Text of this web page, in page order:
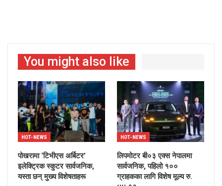
You might also like
HOT-NEWS
पोखरामा ‘टिभीएस अर्बिटर’
इलेक्ट्रिक स्कुटर सार्वजनिक,
यस्ता छन् मुख्य विशेषताहरू
HOT-NEWS
लिपमोटर बी०३ एक्स नेपालमा
सार्वजनिक, पहिलो १००
ग्राहकका लागि विशेष मूल्य रु.